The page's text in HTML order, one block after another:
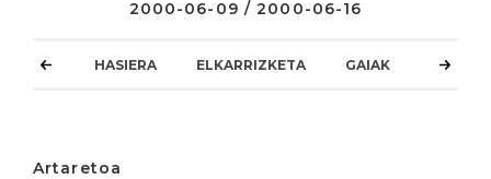
2000-06-09 / 2000-06-16
HASIERA ELKARRIZKETA GAIAK
Artaretoa